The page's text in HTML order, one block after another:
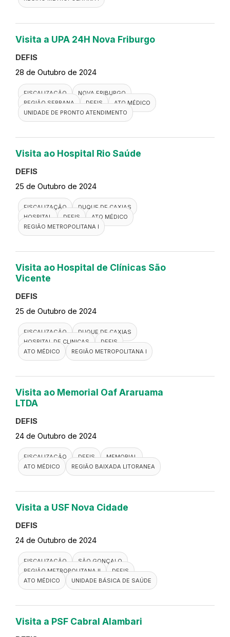
UPA 24H de Paciência
DEFIS
29 de Outubro de 2024
FISCALIZAÇÃO RIO DE JANEIRO
PACIENCIA
ATO MÉDICO
UPA 24H
REGIÃO METROPOLITANA I
Visita a UPA 24H Nova Friburgo
DEFIS
28 de Outubro de 2024
FISCALIZAÇÃO
NOVA FRIBURGO
REGIÃO SERRANA
ATO MÉDICO
UNIDADE DE PRONTO ATENDIMENTO
Visita ao Hospital Rio Saúde
DEFIS
25 de Outubro de 2024
HOSPITAL
DEFIS
ATO MÉDICO
REGIÃO METROPOLITANA I
Vicente
DEFIS
25 de Outubro de 2024
HOSPITAL DE CLINICAS
ATO MÉDICO
REGIÃO METROPOLITANA I
Visita ao Memorial Oaf Araruama
LTDA
FISCALIZAÇÃO DEFIS
MEMORIAL
ATO MÉDICO
REGIÃO BAIXADA LITORANEA
Visita a USF Nova Cidade
DEFIS